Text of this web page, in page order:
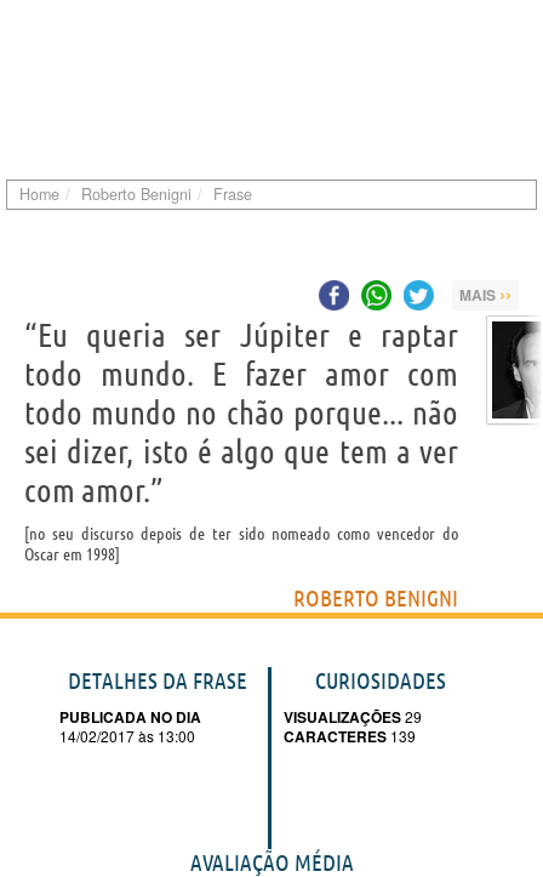
Home Roberto Benigni Frase
MAIS ››
“Eu queria ser Júpiter e raptar
todo mundo. E fazer amor com
todo mundo no chão porque... não
sei dizer, isto é algo que tem a ver
com amor.”
no seu discurso depois de ter sido nomeado como vencedor do
Oscar em 1998
ROBERTO BENIGNI
DETALHES DA FRASE
PUBLICADA NO DIA
14/02/2017 às 13:00
CURIOSIDADES
VISUALIZAÇÕES29
CARACTERES 139
AVALIAÇÃO MÉDIA